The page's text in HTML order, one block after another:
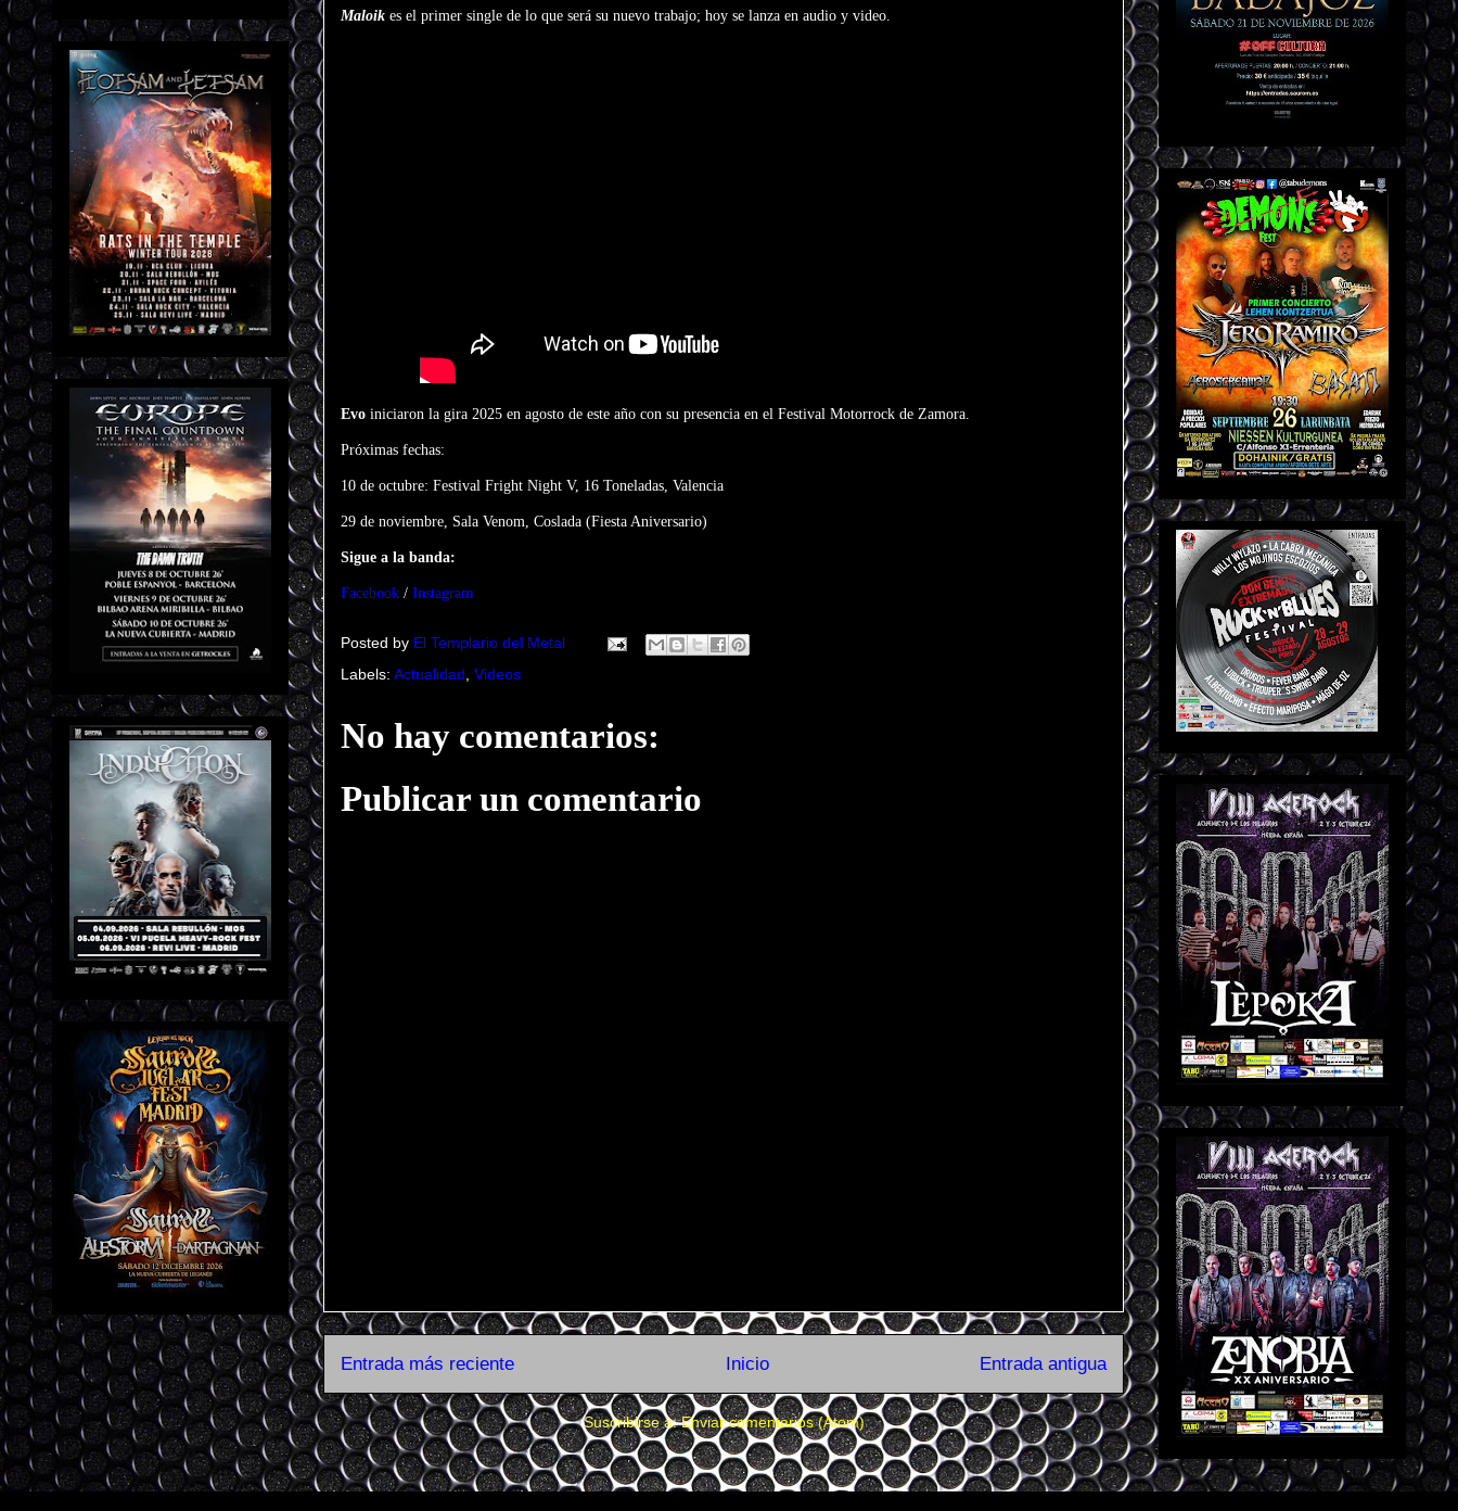
Maloik es el primer single de lo que será su nuevo trabajo; hoy se lanza en audio y video.
Evo iniciaron la gira 2025 en agosto de este año con su presencia en el Festival Motorrock de Zamora.
Próximas fechas:
10 de octubre: Festival Fright Night V, 16 Toneladas, Valencia
29 de noviembre, Sala Venom, Coslada (Fiesta Aniversario)
Sigue a la banda:
Facebook / Instagram
Posted by El Templario del Metal
Labels: Actualidad Videos
No hay comentarios:
Publicar un comentario
Entrada más reciente Entrada antigua
Inicio
Suscribirse a:Enviar comentarios (Atom)